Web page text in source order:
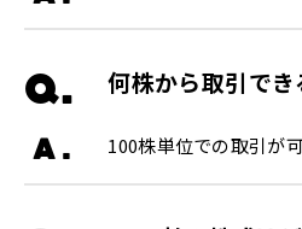
Q. 何株から取引でき
A. 100株単位での取引が可